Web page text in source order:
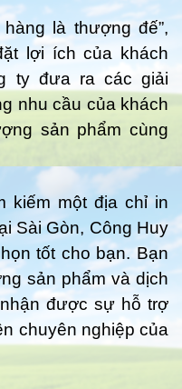
là thượng đế”,
lợi ích của khách
ty đưa ra các giải
nhu cầu của khách
sản phẩm cùng
kiếm một địa chỉ in
Sài Gòn, Công Huy
tốt cho bạn. Bạn
sản phẩm và dịch
được sự hỗ trợ
chuyên nghiệp của